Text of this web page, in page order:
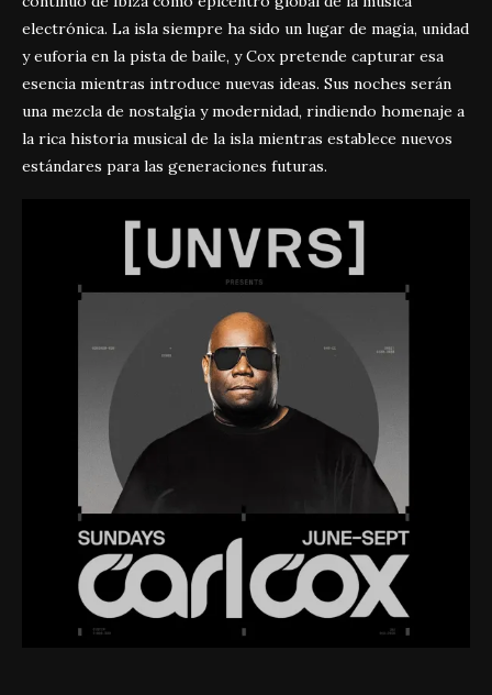
electrónica. La isla siempre ha sido un lugar de magia, unidad
y euforia en la pista de baile, y Cox pretende capturar esa
esencia mientras introduce nuevas ideas. Sus noches serán
una mezcla de nostalgia y modernidad, rindiendo homenaje a
la rica historia musical de la isla mientras establece nuevos
estándares para las generaciones futuras.